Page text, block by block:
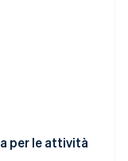
per le attività